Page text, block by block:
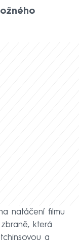
natáčení filmu
která
a